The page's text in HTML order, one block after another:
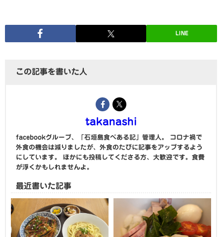
LINE
この記事を書いた人
takanashi
facebookグループ、「石垣島食べある記」管理人。 コロナ禍で
外食の機会は減りましたが、外食のたびに記事をアップするよう
にしています。 ほかにも投稿してくださる方、大歓迎です。食費
が浮くかもしれませんよ。
最近書いた記事